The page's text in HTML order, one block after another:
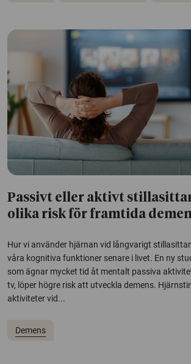
Passivt eller aktivt
olika risk för framtida
Hur vi använder hjärnan vid långvarigt
våra kognitiva funktioner senare i livet. En ny
som ägnar mycket tid åt mentalt passiva
tv, löper högre risk att utveckla demens.
aktiviteter vid...
Demens